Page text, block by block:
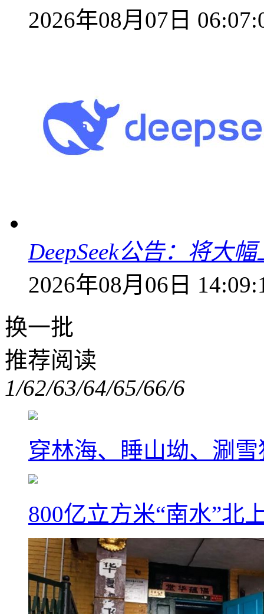
2026年08月07日
DeepSeek公告：将大
2026年08月06日
换一批
推荐阅读
1/62/63/64/65/66/6
穿林海、睡山坳、涮
800亿立方米“南水”北